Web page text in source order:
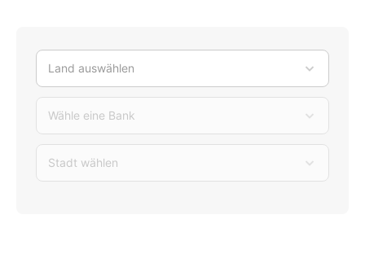
Land auswählen
Wähle eine Bank
Stadt wählen